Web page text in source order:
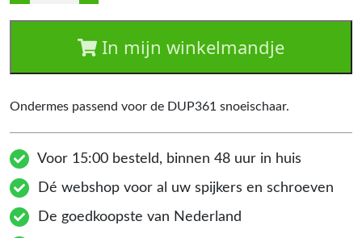
In mijn winkelmandje
Ondermes passend voor de DUP361 snoeischaar.
Voor 15:00 besteld, binnen 48 uur in huis
Dé webshop voor al uw spijkers en schroeven
De goedkoopste van Nederland